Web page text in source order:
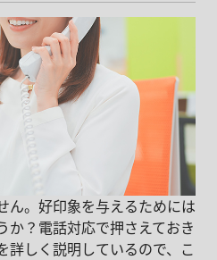
ん。好印象を与えるためには
か？電話対応で押さえておき
詳しく説明しているので、こ